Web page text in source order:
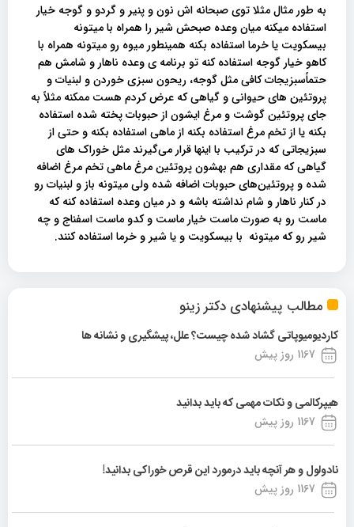
مطالب پیشنهادی دکتر زینو
کاردیومیوپاتی گشاد شده چیست؟ علل، پیشگیری و نشانه ها
1167 روز پیش
هیپرکالمی و نکات مهمی که باید بدانید
1167 روز پیش
نادولول و هر آنچه باید درمورد این قرص خوراکی بدانید!
1167 روز پیش
به طور مثال مثلا توی صبحانه اش نون و پنیر و گردو و گوجه خیار
استفاده میکنه میان وعده صبحش شیر را همراه با میتونه
بیسکویت یا خرما استفاده بکنه همینطور میوه رو میتونه همراه با
کاهو خیار گوجه استفاده کنه تو برنامه ی وعده ناهار و شامش هم
حتماًسبزیجات کافی مثل گوجه، ریحون سبزی خوردن و لبنیات و
پروتئین های حیوانی و گیاهی که عرض کردم هست ممکنه مثلاً به
جای پروتئین گوشت و مرغ ایشون از حبوبات پخته شده استفاده
بکنه یا از تخم مرغ استفاده بکنه از ماهی استفاده بکنه و حتی از
سبزیجاتی که در ترکیب با اینها قرار می‌گیرند مثل خوراک های
گیاهی که مقداری هم بهشون پروتئین مرغ ماهی تخم مرغ اضافه
شده و پروتئین‌های حبوبات اضافه شده ولی میتونه باز و لبنیات رو
در کنار ناهار و شام نداشته باشه و در میان وعده استفاده کنه که
ماست رو به صورت ماست خیار ماست و کدو ماست اسفناج و چه
شیر رو که میتونه با بیسکویت و یا شیر و خرما استفاده کنند.